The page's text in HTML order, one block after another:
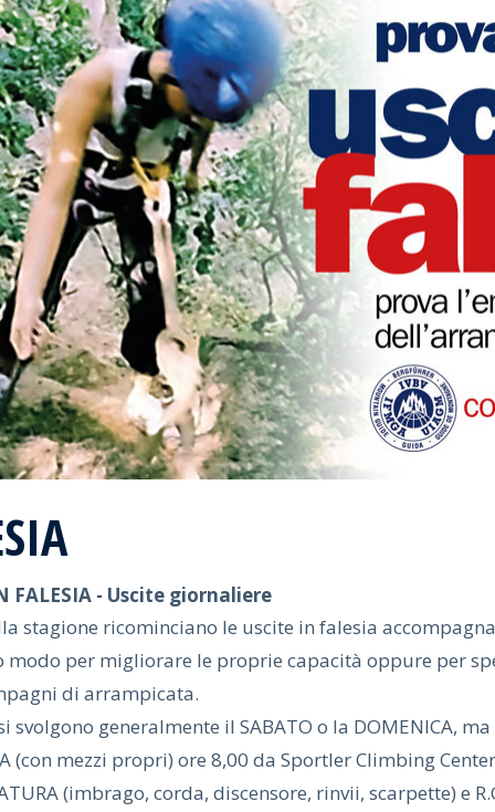
FALESIA - Uscite giornaliere
stagione ricominciano le uscite in falesia
modo per migliorare le proprie capacità oppure per
di arrampicata.
svolgono generalmente il SABATO o la DOMENICA,
(con mezzi propri) ore 8,00 da Sportler Climbing
(imbrago, corda, discensore, rinvii, scarpette) e